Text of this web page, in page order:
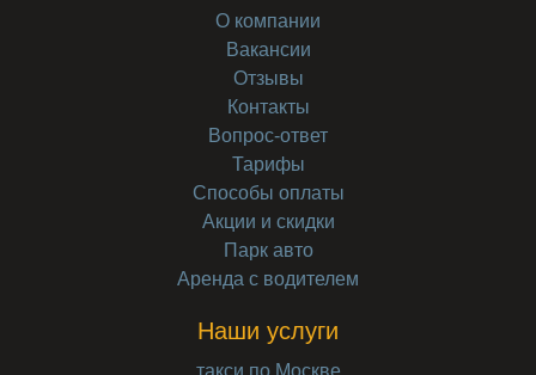
О компании
Вакансии
Отзывы
Контакты
Вопрос-ответ
Тарифы
Способы оплаты
Акции и скидки
Парк авто
Аренда с водителем
Наши услуги